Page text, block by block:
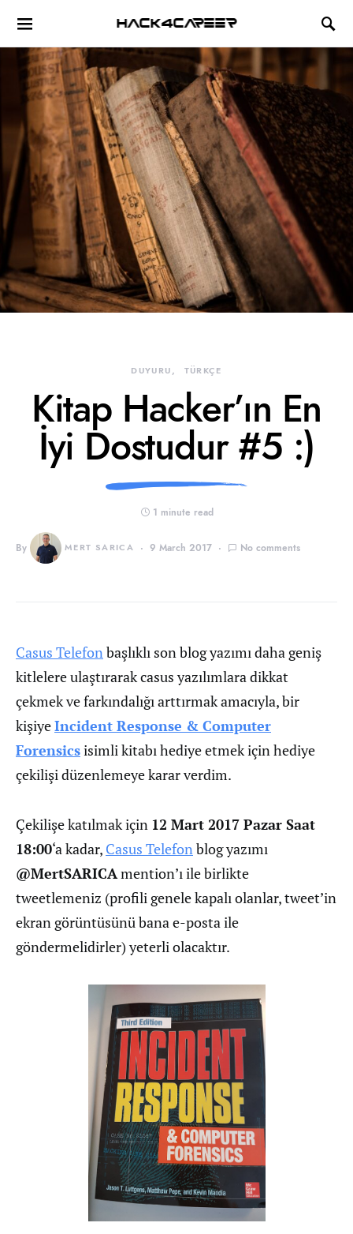
Hack4Career
DUYURU TÜRKÇE
Kitap Hacker’ın En
İyi Dostudur #5 :)
1 minute read
By MERT SARICA 9 March 2017 No comments
Casus Telefonbaşlıklı son blog yazımı daha geniş
kitlelere ulaştırarak casus yazılımlara dikkat
çekmek ve farkındalığı arttırmak amacıyla, bir
kişiyeIncident Response & Computer
Forensicsisimli kitabı hediye etmek için hediye
çekilişi düzenlemeye karar verdim.
Çekilişe katılmak için 12 Mart 2017 Pazar Saat
18:00‘a kadar, Casus Telefonblog yazımı
@MertSARICAmention’ı ile birlikte
tweetlemeniz (profili genele kapalı olanlar, tweet’in
ekran görüntüsünü bana e-posta ile
göndermelidirler) yeterli olacaktır.